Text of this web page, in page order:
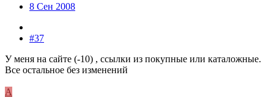
8 Сен 2008
#37
У меня на сайте (-10) , ссылки из покупные или каталожные.
Все остальное без изменений
A